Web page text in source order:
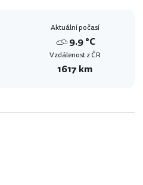
Aktuální počasí
9.9 °C
Vzdálenost z ČR
1617 km